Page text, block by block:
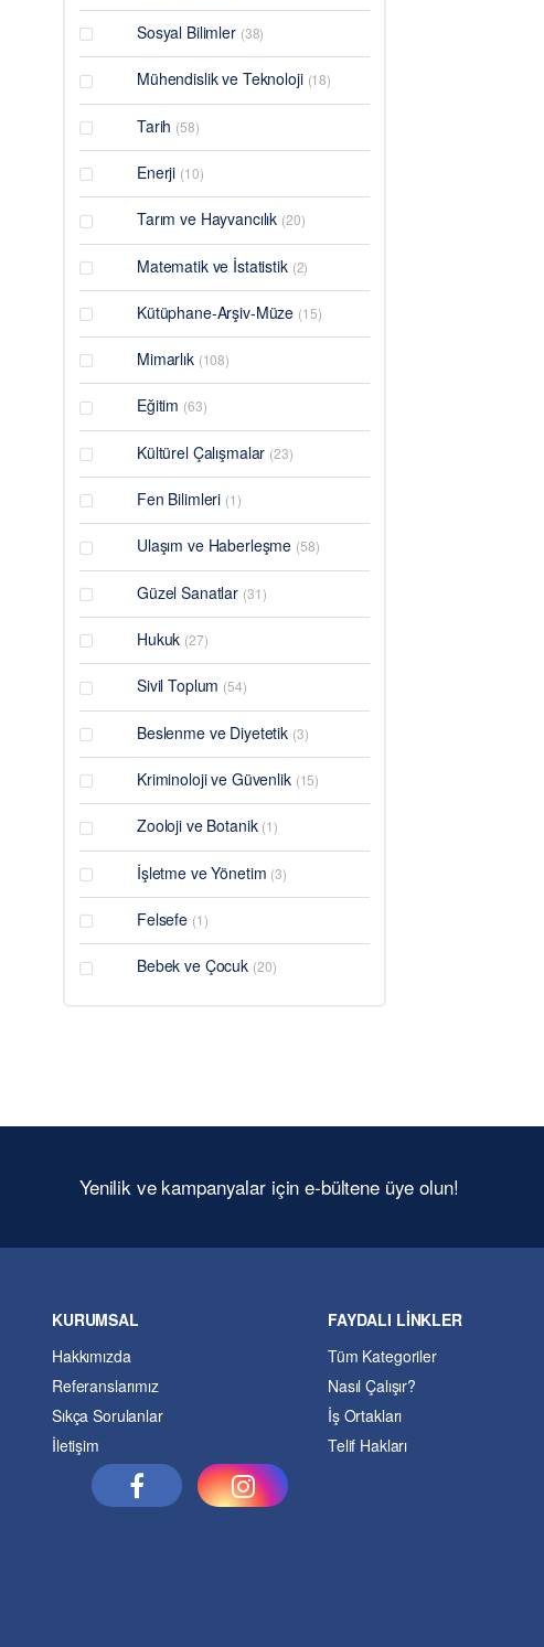
Sosyal Bilimler (38)
Mühendislik ve Teknoloji (18)
Tarih (58)
Enerji (10)
Tarım ve Hayvancılık (20)
Matematik ve İstatistik (2)
Kütüphane-Arşiv-Müze (15)
Mimarlık (108)
Eğitim (63)
Kültürel Çalışmalar (23)
Fen Bilimleri (1)
Ulaşım ve Haberleşme (58)
Güzel Sanatlar (31)
Hukuk (27)
Sivil Toplum (54)
Beslenme ve Diyetetik (3)
Kriminoloji ve Güvenlik (15)
Zooloji ve Botanik (1)
İşletme ve Yönetim (3)
Felsefe (1)
Bebek ve Çocuk (20)
Yenilik ve kampanyalar için e-bültene üye olun!
KURUMSAL
Hakkımızda
Referanslarımız
Sıkça Sorulanlar
İletişim
FAYDALI LİNKLER
Tüm Kategoriler
Nasıl Çalışır?
İş Ortakları
Telif Hakları